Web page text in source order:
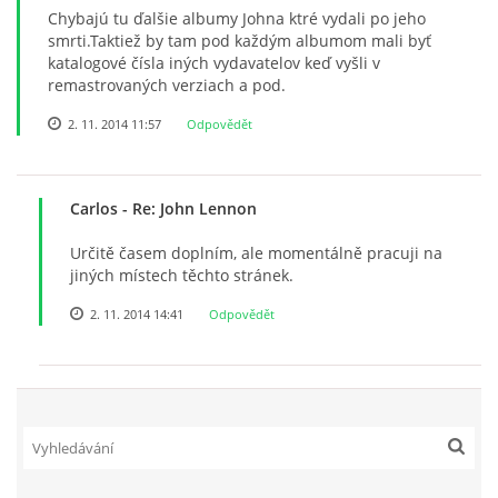
NAHRÁVACÍ FREKVENCE
NAHRÁVKY PODLE KÓDU
JOHN LENNON - ALBA
JOHN LENNON - KONCERTY
Chybajú tu ďalšie albumy Johna ktré vydali po jeho
smrti.Taktiež by tam pod každým albumom mali byť
katalogové čísla iných vydavatelov keď vyšli v
remastrovaných verziach a pod.
2. 11. 2014 11:57 Odpovědět
Carlos - Re: John Lennon
Určitě časem doplním, ale momentálně pracuji na
jiných místech těchto stránek.
2. 11. 2014 14:41 Odpovědět